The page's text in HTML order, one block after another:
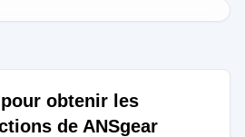
obtenir les
de ANSgear